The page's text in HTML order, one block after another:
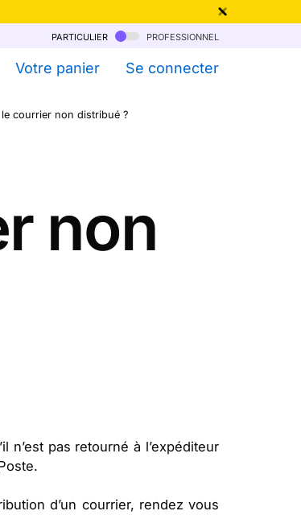
particulier professionnel
Votre panier Se connecter
courrier non distribué ?
non
n’est pas retourné à l’expéditeur
d’un courrier, rendez vous